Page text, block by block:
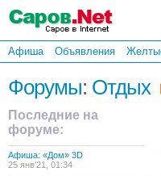
Афиша Объявления
Форумы: Отдых
Последние на
форуме:
Афиша: «Дом» 3D
25 янв’21, 01:34